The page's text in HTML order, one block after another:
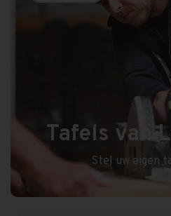
Tafels van
Stel uw eigen